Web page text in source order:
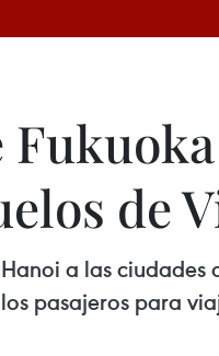
de
a las
pasajeros para